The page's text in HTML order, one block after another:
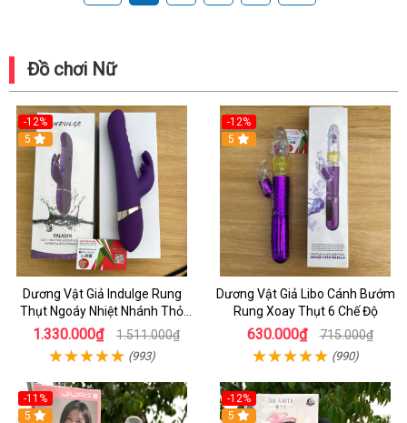
Đồ chơi Nữ
-12%
5
Dương Vật Giả Indulge Rung
Thụt Ngoáy Nhiệt Nhánh Thỏ
Kích Điểm G
1.330.000₫ 1.511.000₫
(993)
-12%
5
Dương Vật Giả Libo Cánh Bướm
Rung Xoay Thụt 6 Chế Độ
630.000₫ 715.000₫
(990)
-11%
5
-12%
5